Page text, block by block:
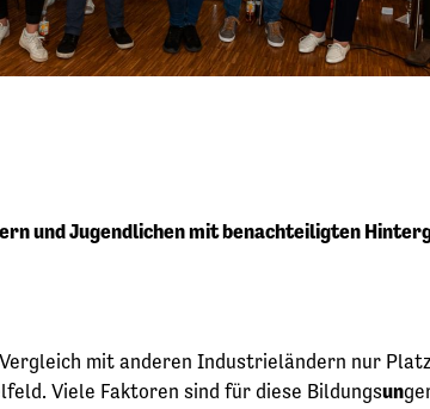
und Jugendlichen mit benachteiligten
mit anderen Industrieländern nur
Viele Faktoren sind für diese Bildungsun